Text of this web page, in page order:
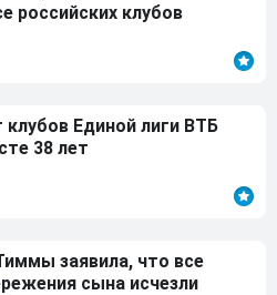
российских клубов
Единой лиги ВТБ
38 лет
заявила, что все
сына исчезли